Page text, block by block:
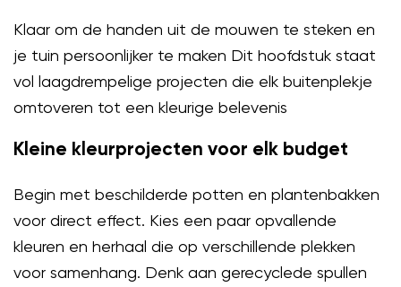
Klaar om de handen uit de mouwen te steken en
je tuin persoonlijker te maken Dit hoofdstuk staat
vol laagdrempelige projecten die elk buitenplekje
omtoveren tot een kleurige belevenis
Kleine kleurprojecten voor elk budget
Begin met beschilderde potten en plantenbakken
voor direct effect. Kies een paar opvallende
kleuren en herhaal die op verschillende plekken
voor samenhang. Denk aan gerecyclede spullen